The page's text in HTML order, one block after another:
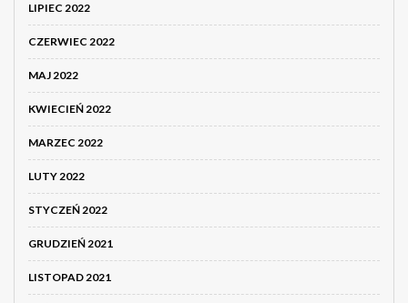
LIPIEC 2022
CZERWIEC 2022
MAJ 2022
KWIECIEŃ 2022
MARZEC 2022
LUTY 2022
STYCZEŃ 2022
GRUDZIEŃ 2021
LISTOPAD 2021